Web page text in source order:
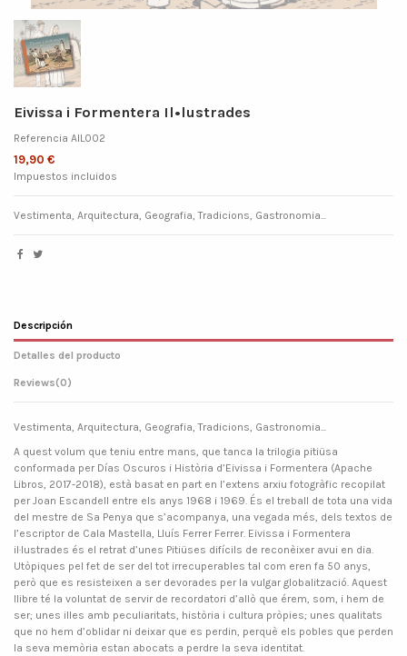
Eivissa i Formentera Il•lustrades
Referencia AIL002
19,90 €
Impuestos incluidos
Vestimenta, Arquitectura, Geografia, Tradicions, Gastronomia...
Descripción
Detalles del producto
Reviews(0)
Vestimenta, Arquitectura, Geografia, Tradicions, Gastronomia...
A quest volum que teniu entre mans, que tanca la trilogia pitiüsa
conformada per Días Oscuros i Història d’Eivissa i Formentera (Apache
Libros, 2017-2018), està basat en part en l’extens arxiu fotogràfic recopilat
per Joan Escandell entre els anys 1968 i 1969. És el treball de tota una vida
del mestre de Sa Penya que s’acompanya, una vegada més, dels textos de
l’escriptor de Cala Mastella, Lluís Ferrer Ferrer. Eivissa i Formentera
il·lustrades és el retrat d’unes Pitiüses difícils de reconèixer avui en dia.
Utòpiques pel fet de ser del tot irrecuperables tal com eren fa 50 anys,
però que es resisteixen a ser devorades per la vulgar globalització. Aquest
llibre té la voluntat de servir de recordatori d’allò que érem, som, i hem de
ser; unes illes amb peculiaritats, història i cultura pròpies; unes qualitats
que no hem d’oblidar ni deixar que es perdin, perquè els pobles que perden
la seva memòria estan abocats a perdre la seva identitat.